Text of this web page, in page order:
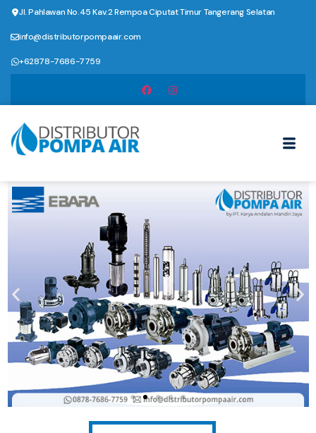
Jl. Pahlawan No.45 Kav.2 Rempoa Ciputat Timur Tangerang Selatan
info@distributorpompaair.com
+62878-7686-7759